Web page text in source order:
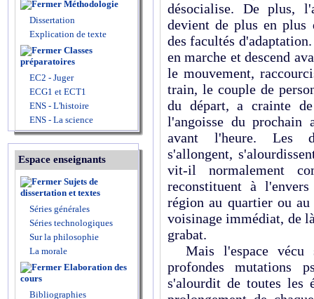
Méthodologie
Dissertation
Explication de texte
Classes
préparatoires
EC2 - Juger
ECG1 et ECT1
ENS - L'histoire
ENS - La science
Espace enseignants
Sujets de
dissertation et textes
Séries générales
Séries technologiques
Sur la philosophie
La morale
Elaboration des
cours
Bibliographies
désocialise. De plus,
devient de plus en plus
des facultés
en marche et descend
le mouvement,
train, le couple de
du départ, a crainte
l'angoisse du prochain
avant l'heure. Les
s'allongent,
vit-il normalement
reconstituent à
région au quartier ou
voisinage immédiat, de
grabat.
Mais l'espace vécu
profondes mutations
s'alourdit de toutes les